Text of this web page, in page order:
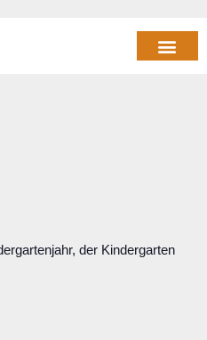
der Kindergarten